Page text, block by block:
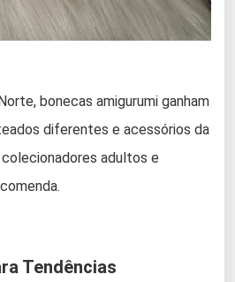
bonecas amigurumi ganham
diferentes e acessórios da
adultos e
Tendências